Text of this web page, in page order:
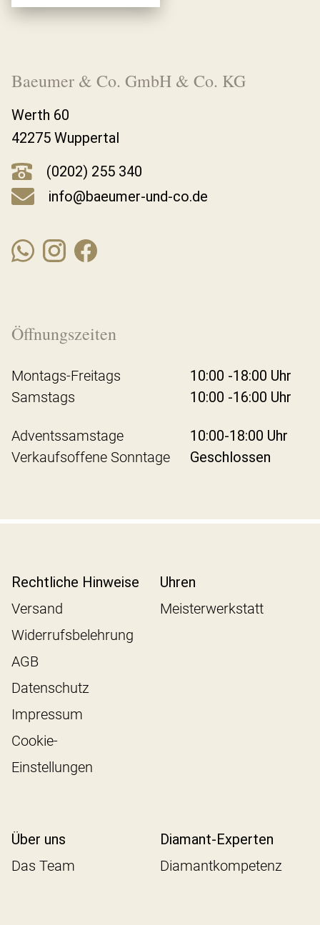
Baeumer & Co. GmbH & Co. KG
Werth 60
42275 Wuppertal
(0202) 255 340
info@baeumer-und-co.de
Öffnungszeiten
Montags-Freitags
10:00 -18:00 Uhr
Samstags
10:00 -16:00 Uhr
Adventssamstage
10:00-18:00 Uhr
Verkaufsoffene Sonntage
Geschlossen
Rechtliche Hinweise
Versand
Widerrufsbelehrung
AGB
Datenschutz
Impressum
Cookie-
Einstellungen
Uhren
Meisterwerkstatt
Über uns
Das Team
Diamant-Experten
Diamantkompetenz